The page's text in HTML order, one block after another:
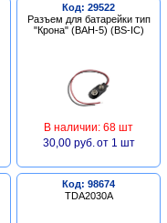
Код: 29522
Разъем для батарейки тип
"Крона" (BAH-5) (BS-IC)
В наличии: 68 шт
30,00 руб. от 1 шт
Код: 98674
TDA2030A